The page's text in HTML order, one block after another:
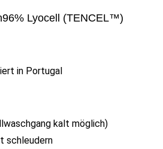
96% Lyocell (TENCEL™)
in Portugal
kalt möglich)
schleudern